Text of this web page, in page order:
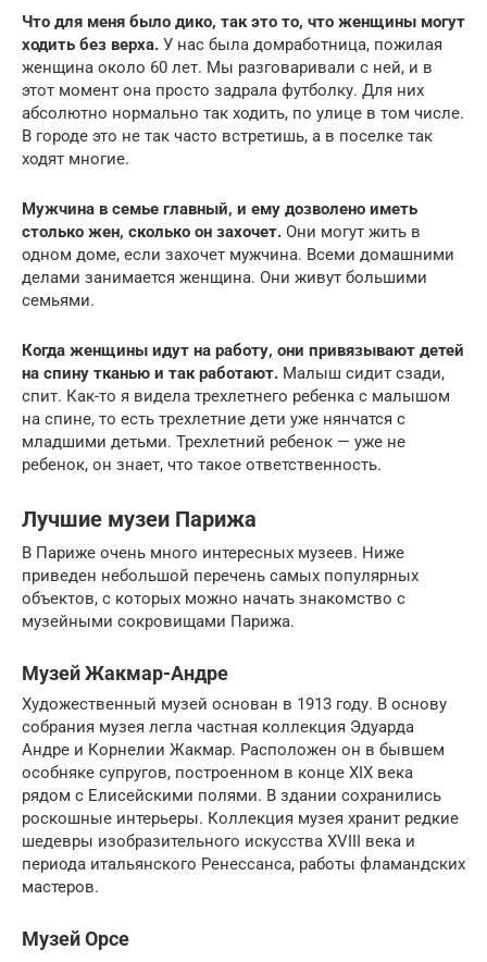
Что для меня было дико, так это то, что женщины могут
ходить без верха. У нас была домработница, пожилая
женщина около 60 лет. Мы разговаривали с ней, и в
этот момент она просто задрала футболку. Для них
абсолютно нормально так ходить, по улице в том числе.
В городе это не так часто встретишь, а в поселке так
ходят многие.
Мужчина в семье главный, и ему дозволено иметь
столько жен, сколько он захочет. Они могут жить в
одном доме, если захочет мужчина. Всеми домашними
делами занимается женщина. Они живут большими
семьями.
Когда женщины идут на работу, они привязывают детей
на спину тканью и так работают. Малыш сидит сзади,
спит. Как-то я видела трехлетнего ребенка с малышом
на спине, то есть трехлетние дети уже нянчатся с
младшими детьми. Трехлетний ребенок — уже не
ребенок, он знает, что такое ответственность.
Лучшие музеи Парижа
В Париже очень много интересных музеев. Ниже
приведен небольшой перечень самых популярных
объектов, с которых можно начать знакомство с
музейными сокровищами Парижа.
Музей Жакмар-Андре
Художественный музей основан в 1913 году. В основу
собрания музея легла частная коллекция Эдуарда
Андре и Корнелии Жакмар. Расположен он в бывшем
особняке супругов, построенном в конце XIX века
рядом с Елисейскими полями. В здании сохранились
роскошные интерьеры. Коллекция музея хранит редкие
шедевры изобразительного искусства XVIII века и
периода итальянского Ренессанса, работы фламандских
мастеров.
Музей Орсе